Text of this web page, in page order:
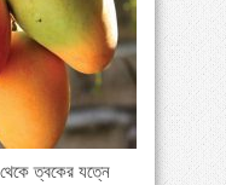
ত্বকের যত্নে